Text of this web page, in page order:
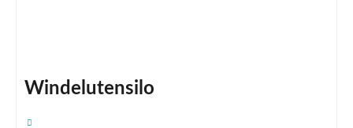
Windelutensilo